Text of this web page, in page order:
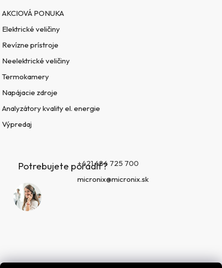
AKCIOVÁ PONUKA
Elektrické veličiny
Revízne prístroje
Neelektrické veličiny
Termokamery
Napájacie zdroje
Analyzátory kvality el. energie
Výpredaj
Potrebujete poradiť?+421 484 725 700
micronix@micronix.sk